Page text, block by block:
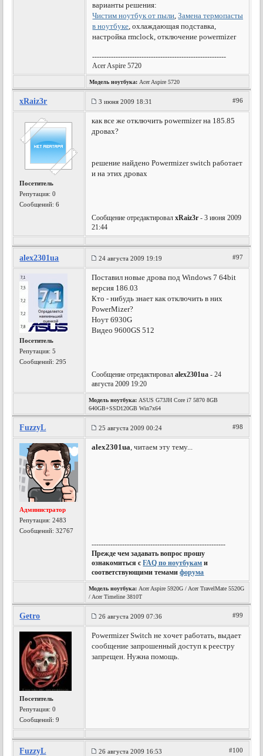
варианты решения:
Чистим ноутбук от пыли,Замена термопасты
в ноутбуке, охлаждающая подставка,
настройка rmclock, отключение powermizer
---------------------------------------------------------
Acer Aspire 5720
Модель ноутбука: Acer Aspire 5720
xRaiz3r 3 июня 2009 18:31 #96
Посетитель
Репутация:0
Сообщений: 6
как все же отключить powermizer на 185.85
дровах?
решение найдено Powermizer switch работает
и на этих дровах
Сообщение отредактировалxRaiz3r - 3 июня 2009
21:44
alex2301ua 24 августа 2009 19:19 #97
Посетитель
Репутация:5
Сообщений: 295
Поставил новые дрова под Windows 7 64bit
версия 186.03
Кто - нибудь знает как отключить в них
PowerMizer?
Ноут 6930G
Видео 9600GS 512
Сообщение отредактировалalex2301ua - 24
августа 2009 19:20
Модель ноутбука: ASUS G73JH Core i7 5870 8GB
640GB+SSD120GB Win7x64
FuzzyL 25 августа 2009 00:24 #98
Администратор
Репутация:2483
Сообщений: 32767
alex2301ua, читаем эту тему...
---------------------------------------------------------
Прежде чем задавать вопрос прошу
ознакомиться сFAQ по ноутбукам и
соответствующими темамифорума
Модель ноутбука: Acer Aspire 5920G / Acer TravelMate 5520G
/ Acer Timeline 3810T
Getro 26 августа 2009 07:36 #99
Посетитель
Репутация:0
Сообщений: 9
Powermizer Switch не хочет работать, выдает
сообщение запрошенный доступ к реестру
запрещен. Нужна помощь.
FuzzyL 26 августа 2009 16:53 #100